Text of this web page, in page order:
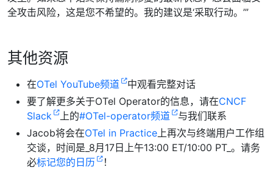
全攻击风险，这是您不希望的。我的建议是‘采取行动。’”
其他资源
在OTel YouTube频道
中观看完整对话
要了解更多关于OTel Operator的信息，请在CNCF
Slack
上的#OTel-operator频道
与我们联系
Jacob将会在OTel in Practice 上再次与终端用户工作组
交谈，时间是_8月17日上午13:00 ET/10:00 PT_。请务
必标记您的日历 ！